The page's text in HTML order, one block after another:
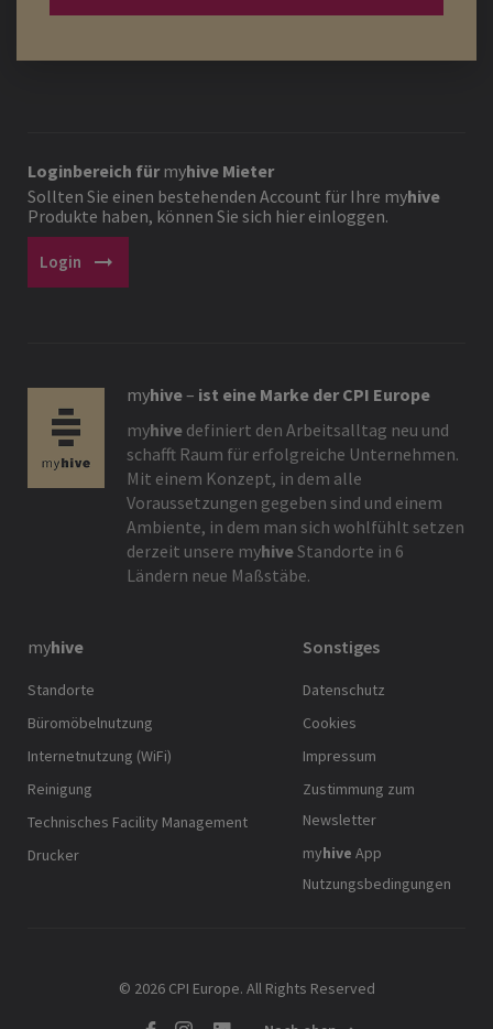
Loginbereich fürmyhive Mieter
Sollten Sie einen bestehenden Account für Ihre myhive
Produkte haben, können Sie sich hier einloggen.
Login arrow_right_alt
myhive– ist eine Marke der CPI Europe
myhive definiert den Arbeitsalltag neu und
schafft Raum für erfolgreiche Unternehmen.
Mit einem Konzept, in dem alle
Voraussetzungen gegeben sind und einem
Ambiente, in dem man sich wohlfühlt setzen
derzeit unsere myhiveStandorte in 6
Ländern neue Maßstäbe.
myhive
Standorte
Büromöbelnutzung
Internetnutzung (WiFi)
Reinigung
Technisches Facility Management
Drucker
Sonstiges
Datenschutz
Cookies
Impressum
Zustimmung zum
Newsletter
myhive App
Nutzungsbedingungen
© 2026 CPI Europe. All Rights Reserved